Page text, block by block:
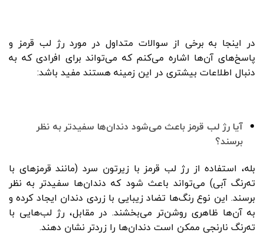
در اینجا به برخی از سوالات متداول در مورد رژ لب قرمز و
پاسخ‌های آن‌ها اشاره می‌کنم که می‌تواند برای افرادی که به
دنبال اطلاعات بیشتری در این زمینه هستند مفید باشد:
آیا رژ لب قرمز باعث می‌شود دندان‌ها سفیدتر به نظر
برسند؟
بله، استفاده از رژ لب قرمز با زیرتون سرد (مانند قرمزهای با
ته‌رنگ آبی) می‌تواند باعث شود که دندان‌ها سفیدتر به نظر
برسند. این نوع رنگ‌ها تضاد زیبایی با زردی دندان ایجاد کرده و
به آن‌ها ظاهری روشن‌تر می‌بخشند. در مقابل، رژ لب‌هایی با
ته‌رنگ نارنجی ممکن است دندان‌ها را زردتر نشان دهند.